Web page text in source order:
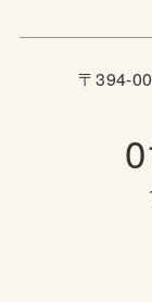
〒394-